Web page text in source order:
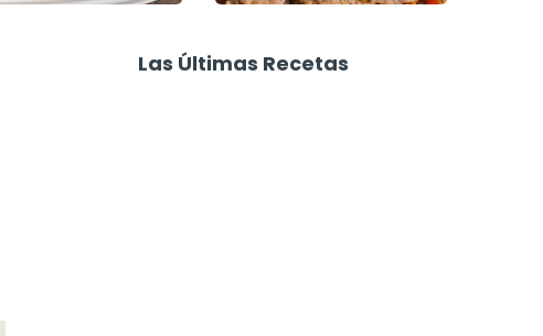
Las Últimas Recetas